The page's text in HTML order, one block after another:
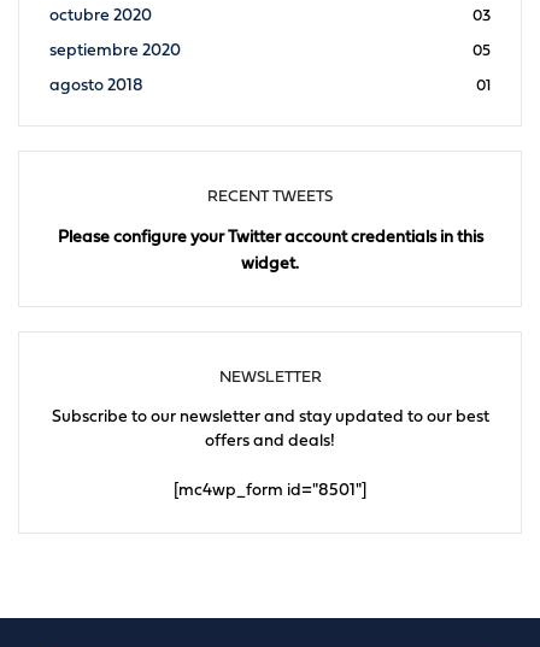
octubre 2020 03
septiembre 2020 05
agosto 2018 01
RECENT TWEETS
Please configure your Twitter account credentials in this
widget.
NEWSLETTER
Subscribe to our newsletter and stay updated to our best
offers and deals!
[mc4wp_form id="8501"]